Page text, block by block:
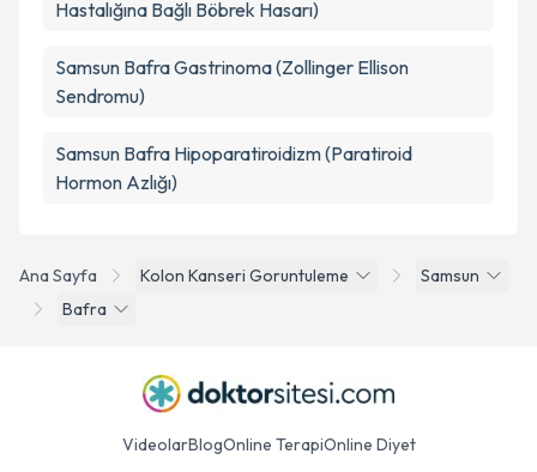
Ana Sayfa Kolon Kanseri Goruntuleme
Samsun
Bafra
Hastalığına Bağlı Böbrek Hasarı)
Samsun Bafra Gastrinoma (Zollinger Ellison
Sendromu)
Samsun Bafra Hipoparatiroidizm (Paratiroid
Hormon Azlığı)
VideolarBlogOnline TerapiOnline Diyet